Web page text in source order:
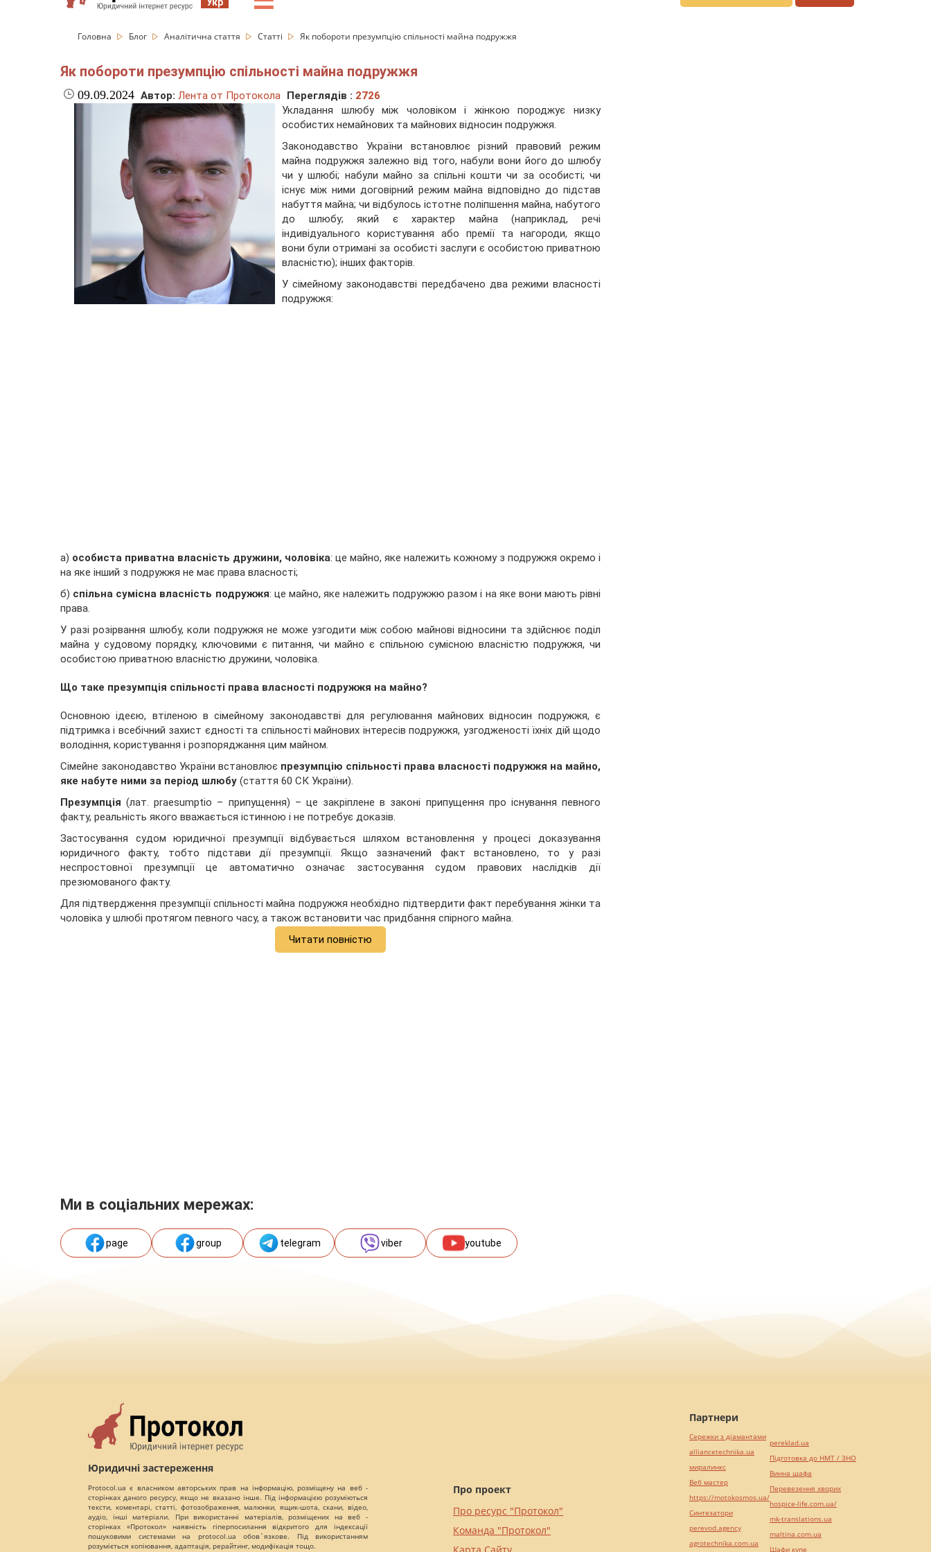
Головна Блог Аналітична стаття Статті Як побороти презумпцію спільності майна подружжя
Як побороти презумпцію спільності майна подружжя
09.09.2024 Автор: Лента от Протокола Переглядів : 2726
Укладання шлюбу між чоловіком і жінкою породжує низку
особистих немайнових та майнових відносин подружжя.
Законодавство України встановлює різний правовий режим
майна подружжя залежно від того, набули вони його до шлюбу
чи у шлюбі; набули майно за спільні кошти чи за особисті; чи
існує між ними договірний режим майна відповідно до підстав
набуття майна; чи відбулось істотне поліпшення майна, набутого
до шлюбу; який є характер майна (наприклад, речі
індивідуального користування або премії та нагороди, якщо
вони були отримані за особисті заслуги є особистою приватною
власністю); інших факторів.
У сімейному законодавстві передбачено два режими власності
подружжя:
а) особиста приватна власність дружини, чоловіка: це майно, яке належить кожному з подружжя окремо і
на яке інший з подружжя не має права власності;
б) спільна сумісна власність подружжя: це майно, яке належить подружжю разом і на яке вони мають рівні
права.
У разі розірвання шлюбу, коли подружжя не може узгодити між собою майнові відносини та здійснює поділ
майна у судовому порядку, ключовими є питання, чи майно є спільною сумісною власністю подружжя, чи
особистою приватною власністю дружини, чоловіка.
Що таке презумпція спільності права власності подружжя на майно?
Основною ідеєю, втіленою в сімейному законодавстві для регулювання майнових відносин подружжя, є
підтримка і всебічний захист єдності та спільності майнових інтересів подружжя, узгодженості їхніх дій щодо
володіння, користування і розпоряджання цим майном.
Сімейне законодавство України встановлює презумпцію спільності права власності подружжя на майно,
яке набуте ними за період шлюбу (стаття 60 СК України).
Презумпція (лат. praesumptio – припущення) – це закріплене в законі припущення про існування певного
факту, реальність якого вважається істинною і не потребує доказів.
Застосування судом юридичної презумпції відбувається шляхом встановлення у процесі доказування
юридичного факту, тобто підстави дії презумпції. Якщо зазначений факт встановлено, то у разі
неспростовної презумпції це автоматично означає застосування судом правових наслідків дії
презюмованого факту.
Для підтвердження презумпції спільності майна подружжя необхідно підтвердити факт перебування жінки та
чоловіка у шлюбі протягом певного часу, а також встановити час придбання спірного майна.
Читати повністю
Ми в соціальних мережах:
page group telegram viber youtube
Юридичні застереження
Protocol.ua є власником авторських прав на інформацію, розміщену на веб -
сторінках даного ресурсу, якщо не вказано інше. Під інформацією розуміються
тексти, коментарі, статті, фотозображення, малюнки, ящик-шота, скани, відео,
аудіо, інші матеріали. При використанні матеріалів, розміщених на веб -
сторінках «Протокол» наявність гіперпосилання відкритого для індексації
пошуковими системами на protocol.ua обов`язкове. Під використанням
розуміється копіювання, адаптація, рерайтинг, модифікація тощо.
Про проект
Про ресурс "Протокол"
Команда "Протокол"
Партнери
Сережки з діамантами
alliancetechnika.ua
миралинкс
Веб мастер
https://motokosmos.ua/
Синтезатори
perevod.agency
agrotechnika.com.ua
pereklad.ua
Підготовка до НМТ / ЗНО
Винна шафа
Перевезення хворих
hospice-life.com.ua/
mk-translations.ua
maltina.com.ua
Шафи купе